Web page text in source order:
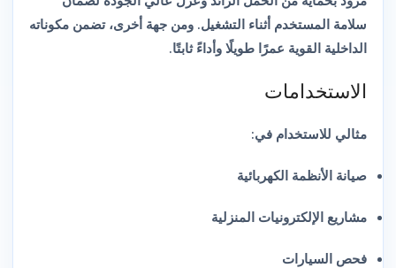
سلامة المستخدم أثناء التشغيل. ومن جهة أخرى، تضمن مكوناته
الداخلية القوية عمرًا طويلًا وأداءً ثابتًا.
الاستخدامات
مثالي للاستخدام في:
صيانة الأنظمة الكهربائية
مشاريع الإلكترونيات المنزلية
فحص السيارات